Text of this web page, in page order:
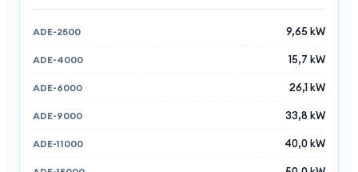
9,65 kW
15,7 kW
26,1 kW
33,8 kW
40,0 kW